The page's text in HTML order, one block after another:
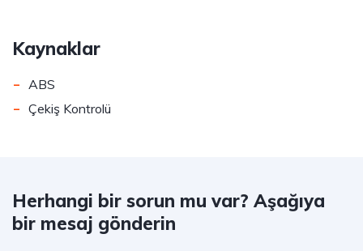
Kaynaklar
- ABS
- Çekiş Kontrolü
Herhangi bir sorun mu var? Aşağıya
bir mesaj gönderin